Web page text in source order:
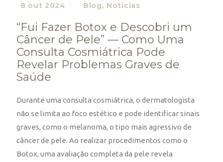
8 out 2024 Blog, Notícias
“Fui Fazer Botox e Descobri um
Câncer de Pele” — Como Uma
Consulta Cosmiátrica Pode
Revelar Problemas Graves de
Saúde
Durante uma consulta cosmiátrica, o dermatologista
não se limita ao foco estético e pode identificar sinais
graves, como o melanoma, o tipo mais agressivo de
câncer de pele. Ao realizar procedimentos como o
Botox, uma avaliação completa da pele revela